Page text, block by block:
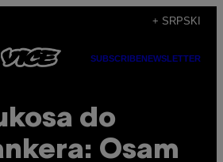
+ SRPSKI
SUBSCRIBENEWSLETTER
do
Osam